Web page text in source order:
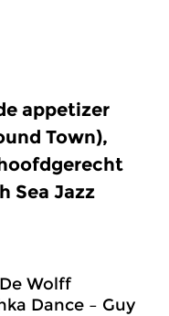
appetizer
Town),
Sea Jazz
Wolff
Dance – Guy